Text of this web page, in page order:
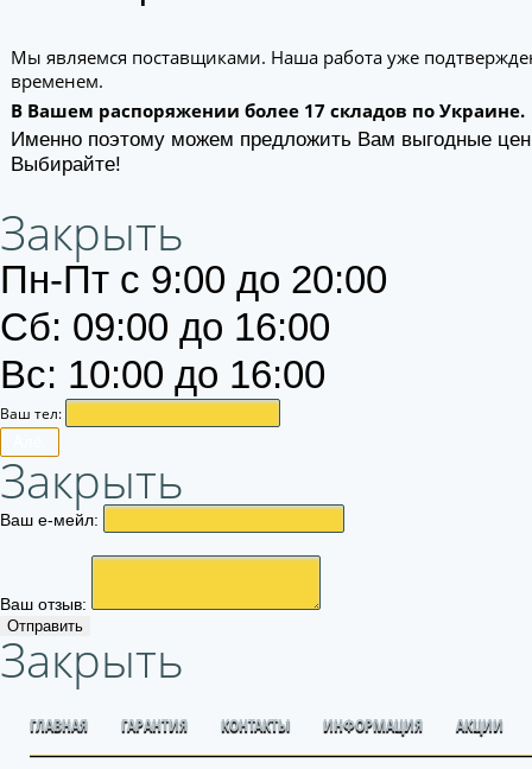
Мы являемся поставщиками. Наша работа уже
временем.
В Вашем распоряжении более 17 складов по Украине.
Именно поэтому можем предложить Вам выгодные
Выбирайте!
Закрыть
Пн-Пт с 9:00 до 20:00
Сб: 09:00 до 16:00
Вс: 10:00 до 16:00
Ваш тел:
Закрыть
Ваш е-мейл:
Ваш отзыв:
Отправить
Закрыть
ГЛАВНАЯ ГАРАНТИЯ КОНТАКТЫ ИНФОРМАЦИЯ АКЦИИ